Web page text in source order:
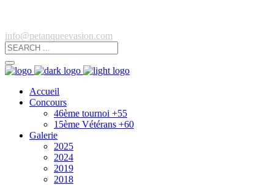
info@petanqueevasion.com
Accueil
Concours
46ème tournoi +55
15ème Vétérans +60
Galerie
2025
2024
2019
2018